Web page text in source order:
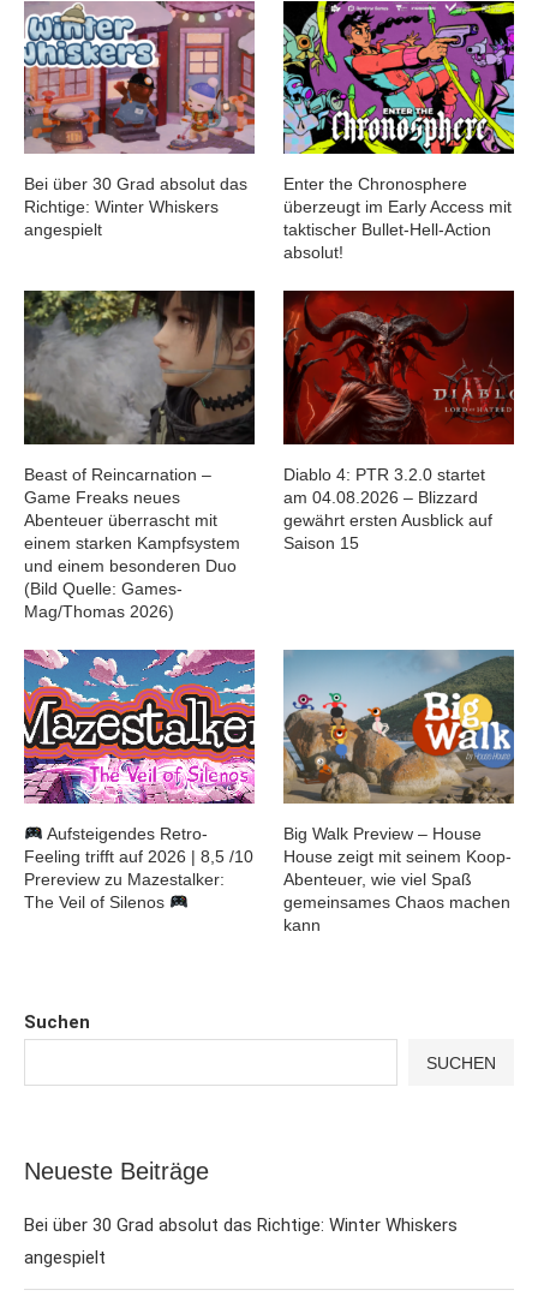
Suchen
SUCHEN
Neueste Beiträge
Bei über 30 Grad absolut das Richtige: Winter Whiskers
angespielt
Bei über 30 Grad absolut das
Richtige: Winter Whiskers
angespielt
Enter the Chronosphere
überzeugt im Early Access mit
taktischer Bullet-Hell-Action
absolut!
Beast of Reincarnation –
Game Freaks neues
Abenteuer überrascht mit
einem starken Kampfsystem
und einem besonderen Duo
(Bild Quelle: Games-
Mag/Thomas 2026)
Diablo 4: PTR 3.2.0 startet
am 04.08.2026 – Blizzard
gewährt ersten Ausblick auf
Saison 15
Aufsteigendes Retro-
Feeling trifft auf 2026 | 8,5 /10
Prereview zu Mazestalker:
The Veil of Silenos
Big Walk Preview – House
House zeigt mit seinem Koop-
Abenteuer, wie viel Spaß
gemeinsames Chaos machen
kann